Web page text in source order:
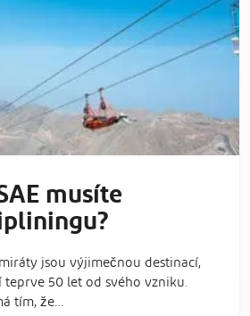
musíte
jsou výjimečnou destinací,
teprve 50 let od svého vzniku.
tím, že…